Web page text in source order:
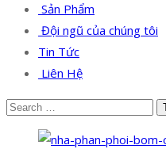
Sản Phẩm
Đội ngũ của chúng tôi
Tin Tức
Liên Hệ